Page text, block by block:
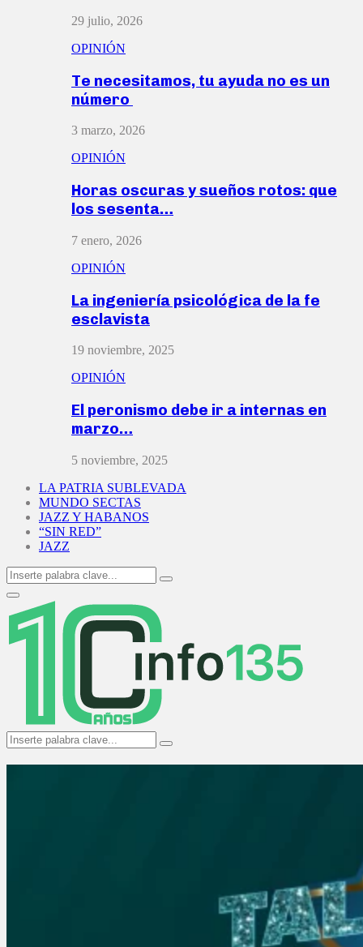
29 julio, 2026
OPINIÓN
Te necesitamos, tu ayuda no es un
número
3 marzo, 2026
OPINIÓN
Horas oscuras y sueños rotos: que
los sesenta…
7 enero, 2026
OPINIÓN
La ingeniería psicológica de la fe
esclavista
19 noviembre, 2025
OPINIÓN
El peronismo debe ir a internas en
marzo…
5 noviembre, 2025
LA PATRIA SUBLEVADA
MUNDO SECTAS
JAZZ Y HABANOS
“SIN RED”
JAZZ
Search
for:
Search
Primary
Menu
Search
for:
Search